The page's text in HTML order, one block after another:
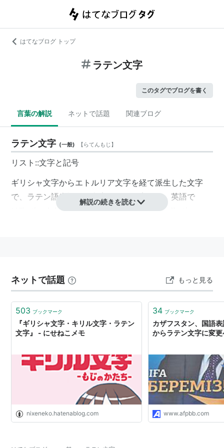
はてなブログ トップ
ラテン文字
このタグでブログを書く
言葉の解説 ネットで話題 関連ブログ
ラテン文字 (一般) 【 らてんもじ 】
リスト::文字と記号
ギリシャ文字からエトルリア文字を経て派生した文字
で、 ラテン語表記用の文字。 ローマ字
とも。英語で
Latin alphabet”又は“Roman alphabet”、“
本来のラテン文字から C から G が作り出されたり、 I
から J に分岐したり、V から U や W が派生したりし
て、現在の26文字となった。
のちに 英語やフランス語、 ドイツ語
などヨーロッパ諸言
った。ダイアクリティカルマークやエスツェットなどの
拡張文字の追加によって、言語表記を補う。
の各種ローマ字や中国語の ピンインなど、補助文
字として使用される例もある。
この文字からドイツ文字 フラクトゥール或いは亀甲文
解説の続きを読む
ネットで話題 もっと見る
503 ブックマーク
『ギリシャ文字・キリル文字・ラテン
文字』 - にせねこメモ
nixeneko.hatenablog.com
34 ブックマーク
カザフスタン、国語
からラテン文字に変
www.afpbb.com